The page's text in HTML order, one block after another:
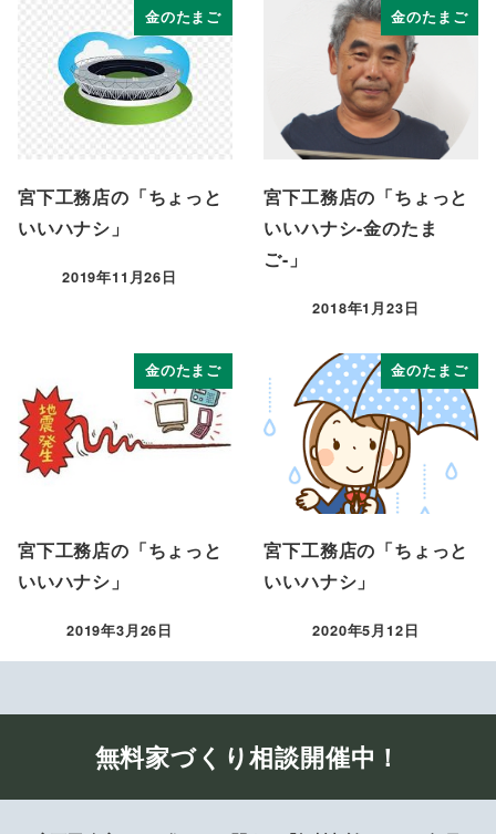
金のたまご
宮下工務店の「ちょっと
いいハナシ」
投稿日
2019年11月26日
金のたまご
宮下工務店の「ちょっと
いいハナシ-金のたま
ご-」
投稿日
2018年1月23日
金のたまご
宮下工務店の「ちょっと
いいハナシ」
投稿日
2019年3月26日
金のたまご
宮下工務店の「ちょっと
いいハナシ」
投稿日
2020年5月12日
無料家づくり相談開催中！